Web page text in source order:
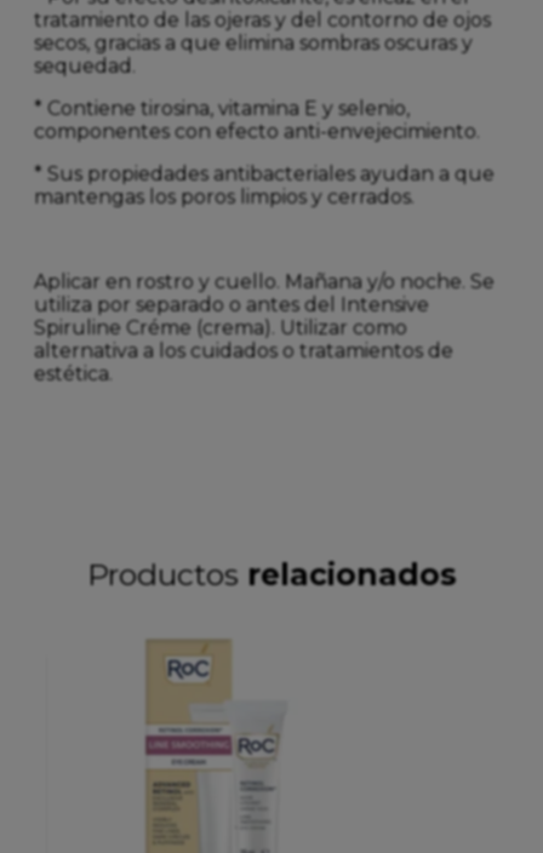
tratamiento de las ojeras y del contorno de ojos
secos, gracias a que elimina sombras oscuras y
sequedad.
* Contiene tirosina, vitamina E y selenio,
componentes con efecto anti-envejecimiento.
* Sus propiedades antibacteriales ayudan a que
mantengas los poros limpios y cerrados.
Aplicar en rostro y cuello. Mañana y/o noche. Se
utiliza por separado o antes del Intensive
Spiruline Créme (crema). Utilizar como
alternativa a los cuidados o tratamientos de
estética.
Productos relacionados